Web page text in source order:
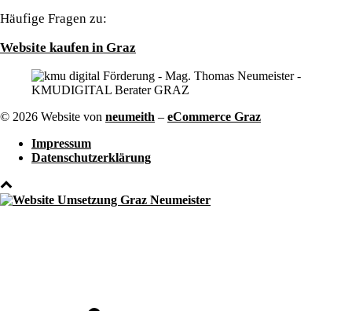
Häufige Fragen zu:
Website kaufen in Graz
© 2026 Website von neumeith – eCommerce Graz
Impressum
Datenschutzerklärung